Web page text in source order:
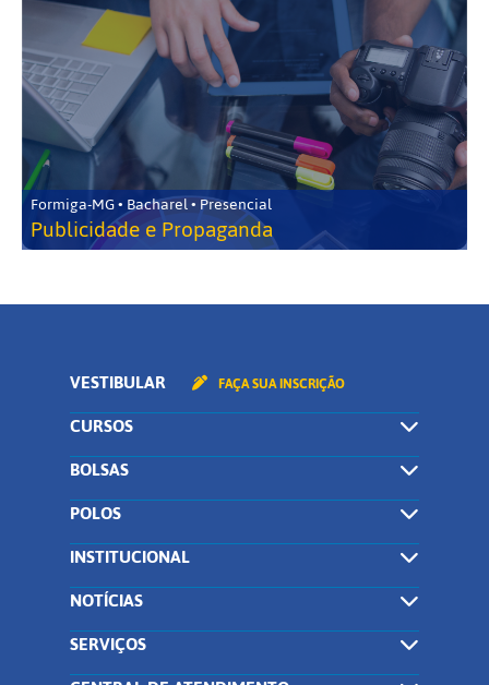
Formiga-MG • Bacharel • Presencial
Publicidade e Propaganda
VESTIBULAR FAÇA SUA INSCRIÇÃO
CURSOS
BOLSAS
POLOS
INSTITUCIONAL
NOTÍCIAS
SERVIÇOS